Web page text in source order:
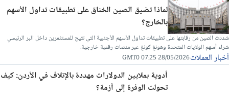
لماذا تضيق الصين الخناق على تطبيقات تداول الأسهم
بالخارج؟
شددت الصين من رقابتها على تطبيقات تداول الأسهم الأجنبية التي تتيح للمستثمرين داخل البر الرئيسي
شراء أسهم الولايات المتحدة وهونغ كونغ عبر منصات رقمية خارجية.
أخبار العملات28/05/2026 07:25 GMT0
أدوية بملايين الدولارات مهددة بالإتلاف في الأردن: كيف
تحولت الوفرة إلى أزمة؟